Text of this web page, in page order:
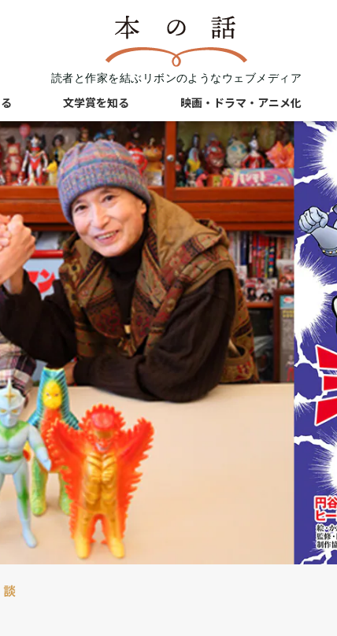
読者と作家を結ぶリボンのようなウェブメディア
文学賞を知る 映画・ドラマ・アニメ化